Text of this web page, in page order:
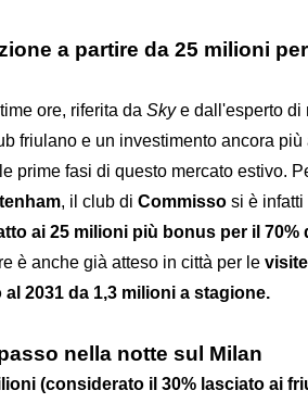
a partire da 25 milioni
ore, riferita da Skye dall'esperto di
friulano e un investimento ancora
prime fasi di questo mercato estivo.
, il club di Commisso si è infatti
ai 25 milioni più bonus per il 70%
è anche già atteso in città per le
2031 da 1,3 milioni a stagione.
nella notte sul Milan
(considerato il 30% lasciato ai